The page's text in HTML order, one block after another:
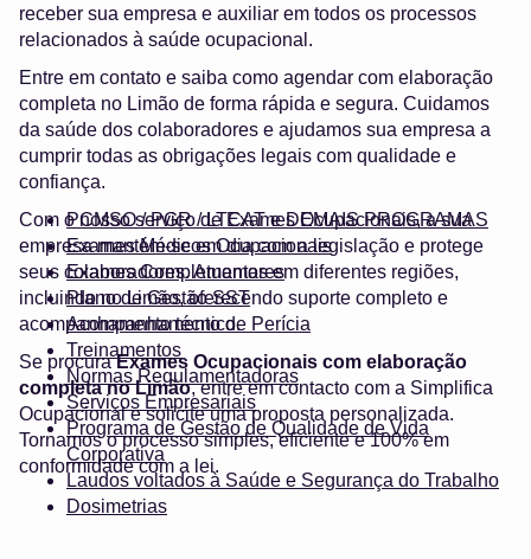
receber sua empresa e auxiliar em todos os processos
relacionados à saúde ocupacional.
Entre em contato e saiba como agendar com elaboração
completa no Limão de forma rápida e segura. Cuidamos
da saúde dos colaboradores e ajudamos sua empresa a
cumprir todas as obrigações legais com qualidade e
confiança.
PCMSO / PGR / LTCAT e DEMAIS PROGRAMAS
Exames Médicos Ocupacionais
Exames Complementares
Plano de Gestão SST
Acompanhamento de Perícia
Treinamentos
Normas Regulamentadoras
Serviços Empresariais
Programa de Gestão de Qualidade de Vida
Corporativa
Laudos voltados à Saúde e Segurança do Trabalho
Dosimetrias
Com o nosso serviço de Exames Ocupacionais, a sua
empresa mantém-se em dia com a legislação e protege
seus colaboradores. Atuamos em diferentes regiões,
incluindo no Limão, oferecendo suporte completo e
acompanhamento técnico.
Se procuraExames Ocupacionais com elaboração
completa no Limão, entre em contacto com a Simplifica
Ocupacional e solicite uma proposta personalizada.
Tornamos o processo simples, eficiente e 100% em
conformidade com a lei.